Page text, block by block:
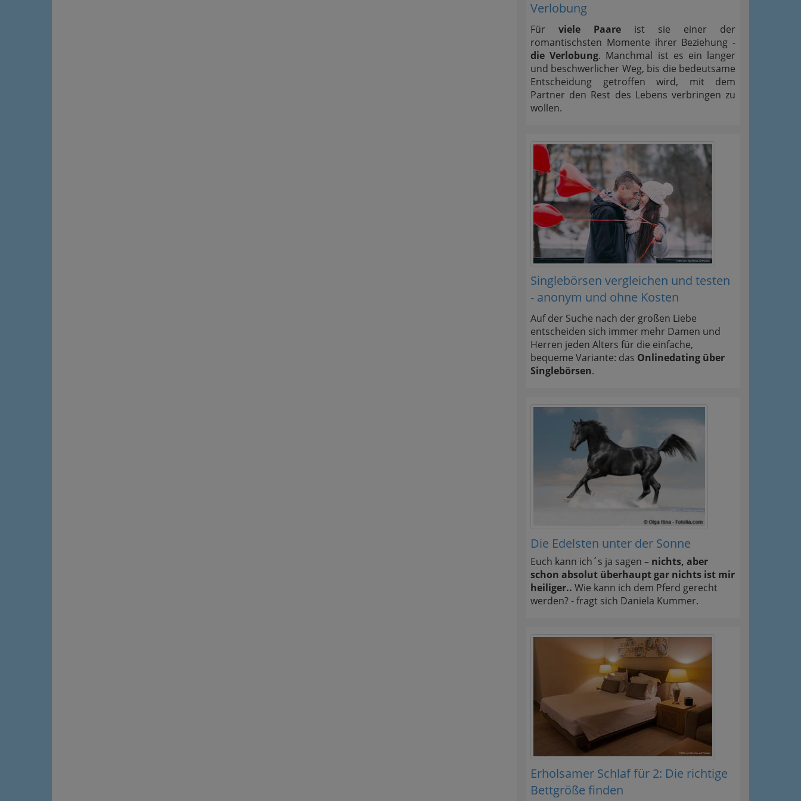
Verlobung
Für viele Paare ist sie einer der
romantischsten Momente ihrer Beziehung -
die Verlobung. Manchmal ist es ein langer
und beschwerlicher Weg, bis die bedeutsame
Entscheidung getroffen wird, mit dem
Partner den Rest des Lebens verbringen zu
wollen.
Singlebörsen vergleichen und testen
- anonym und ohne Kosten
Auf der Suche nach der großen Liebe
entscheiden sich immer mehr Damen und
Herren jeden Alters für die einfache,
bequeme Variante: das Onlinedating über
Singlebörsen.
Die Edelsten unter der Sonne
Euch kann ich´s ja sagen – nichts, aber
schon absolut überhaupt gar nichts ist mir
heiliger.. Wie kann ich dem Pferd gerecht
werden? - fragt sich Daniela Kummer.
Erholsamer Schlaf für 2: Die richtige
Bettgröße finden